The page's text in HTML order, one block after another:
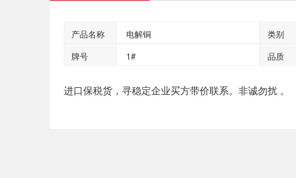
产品名称 电解铜 类别
牌号
1# 品质
进口保税货，寻稳定企业买方带价联系。非诚勿扰 。